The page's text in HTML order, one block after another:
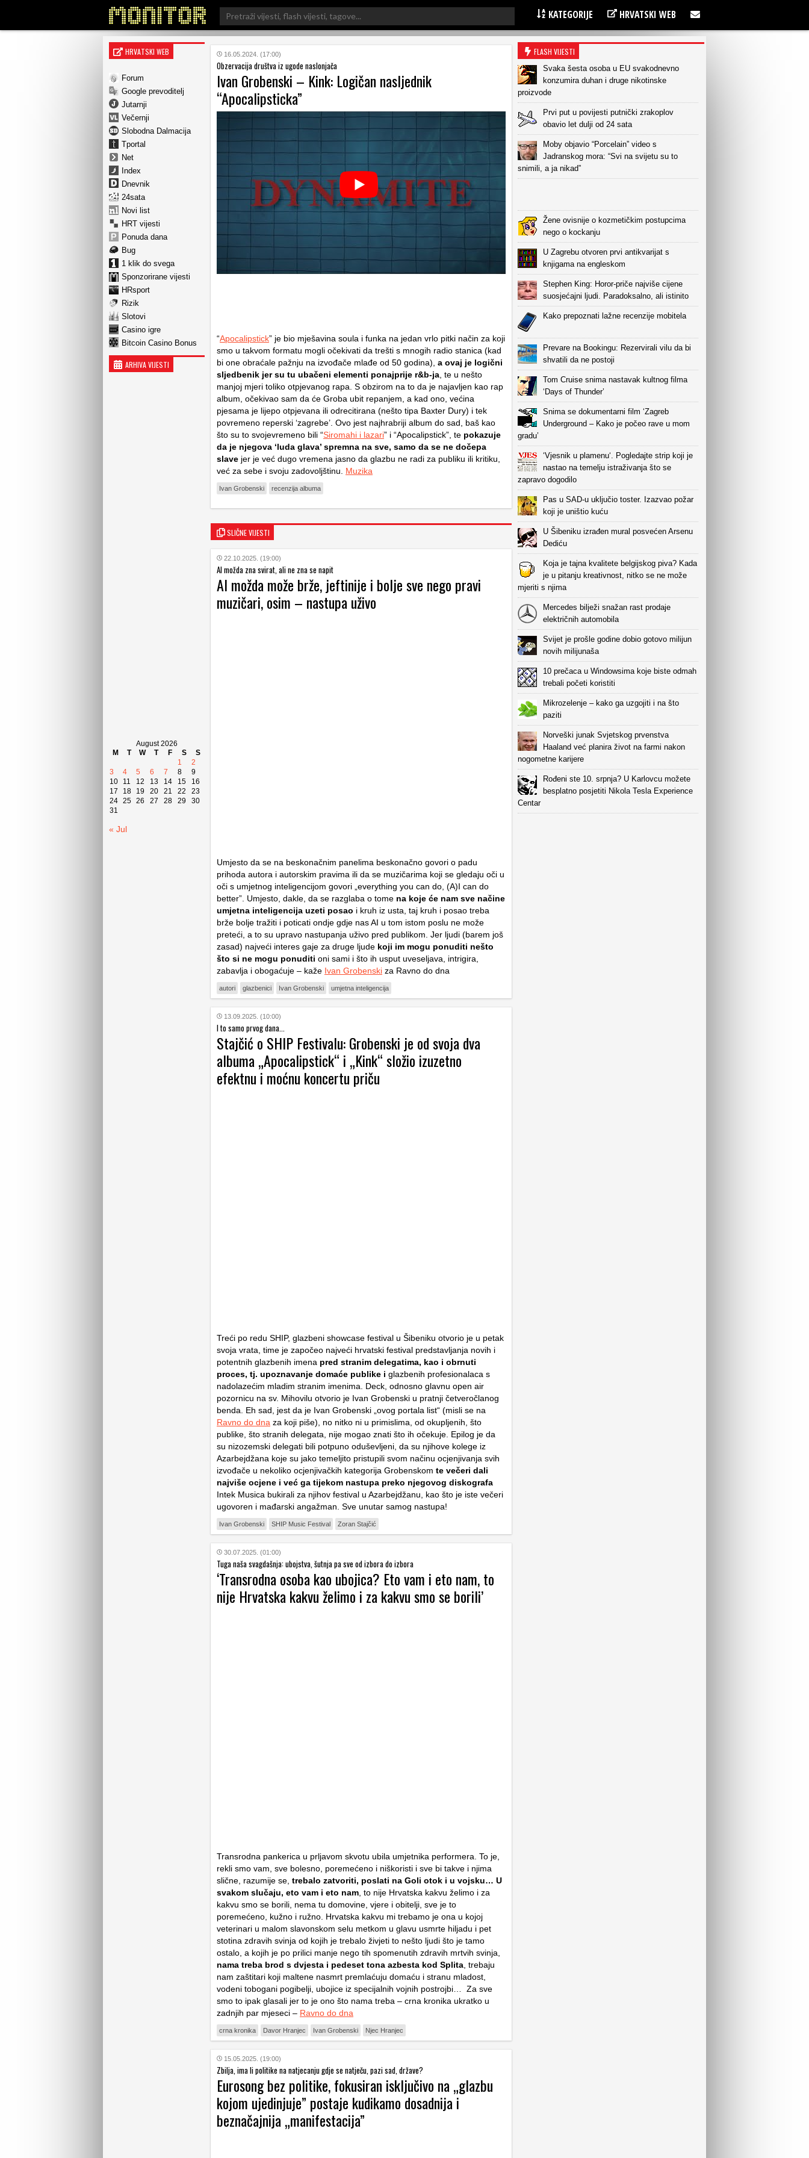
Search
for:
KATEGORIJE HRVATSKI WEB
HRVATSKI WEB
Forum
Google prevoditelj
Jutarnji
Večernji
Slobodna Dalmacija
Tportal
Net
Index
Dnevnik
24sata
Novi list
HRT vijesti
Ponuda dana
Bug
1 klik do svega
Sponzorirane vijesti
HRsport
Rizik
Slotovi
Casino igre
Bitcoin Casino Bonus
ARHIVA VIJESTI
August 2026
M
T W T F S
S
1
2
3
4 5 6 7 8
9
10
11 12 13 14 15
16
17
18 19 20 21 22
23
24 25 26 27 28 29
30
31
« Jul
16.05.2024. (17:00)
Obzervacija društva iz ugode naslonjača
Ivan Grobenski – Kink: Logičan nasljednik
“Apocalipsticka”
“Apocalipstick” je bio mješavina soula i funka na jedan vrlo pitki način za koji
smo u takvom formatu mogli očekivati da trešti s mnogih radio stanica (kad
bi one obraćale pažnju na izvođače mlađe od 50 godina), a ovaj je logični
sljedbenik jer su tu ubačeni elementi ponajprije r&b-ja , te u nešto
manjoj mjeri toliko otpjevanog rapa. S obzirom na to da je najavljen kao rap
album, očekivao sam da će Groba ubit repanjem, a kad ono, većina
pjesama je lijepo otpjevana ili odrecitirana (nešto tipa Baxter Dury) i tek
povremeno reperski ‘zagrebe’. Ovo jest najhrabriji album do sad, baš kao
što su to svojevremeno bili “Siromahi i lazari” i “Apocalipstick”, te pokazuje
da je njegova ‘luda glava’ spremna na sve, samo da se ne dočepa
slave jer je već dugo vremena jasno da glazbu ne radi za publiku ili kritiku,
već za sebe i svoju zadovoljštinu. Muzika
Ivan Grobenski recenzija albuma
SLIČNE VIJESTI
22.10.2025. (19:00)
AI možda zna svirat, ali ne zna se napit
AI možda može brže, jeftinije i bolje sve nego pravi
muzičari, osim – nastupa uživo
Umjesto da se na beskonačnim panelima beskonačno govori o padu
prihoda autora i autorskim pravima ili da se muzičarima koji se gledaju oči u
oči s umjetnog inteligencijom govori „everything you can do, (A)I can do
better”. Umjesto, dakle, da se razglaba o tome na koje će nam sve načine
umjetna inteligencija uzeti posao i kruh iz usta, taj kruh i posao treba
brže bolje tražiti i poticati ondje gdje nas AI u tom istom poslu ne može
preteći, a to su upravo nastupanja uživo pred publikom. Jer ljudi (barem još
zasad) najveći interes gaje za druge ljude koji im mogu ponuditi nešto
što si ne mogu ponuditi oni sami i što ih usput uveseljava, intrigira,
zabavlja i obogaćuje – kaže Ivan Grobenski za Ravno do dna
autori glazbenici Ivan Grobenski umjetna inteligencija
13.09.2025. (10:00)
I to samo prvog dana...
Stajčić o SHIP Festivalu: Grobenski je od svoja dva
albuma „Apocalipstick“ i „Kink“ složio izuzetno
efektnu i moćnu koncertu priču
Treći po redu SHIP, glazbeni showcase festival u Šibeniku otvorio je u petak
svoja vrata, time je započeo najveći hrvatski festival predstavljanja novih i
potentnih glazbenih imena pred stranim delegatima, kao i obrnuti
proces, tj. upoznavanje domaće publike i glazbenih profesionalaca s
nadolazećim mladim stranim imenima. Deck, odnosno glavnu open air
pozornicu na sv. Mihovilu otvorio je Ivan Grobenski u pratnji četveročlanog
benda. Eh sad, jest da je Ivan Grobenski „ovog portala list“ (misli se na
Ravno do dna za koji piše), no nitko ni u primislima, od okupljenih, što
publike, što stranih delegata, nije mogao znati što ih očekuje. Epilog je da
su nizozemski delegati bili potpuno oduševljeni, da su njihove kolege iz
Azarbejdžana koje su jako temeljito pristupili svom načinu ocjenjivanja svih
izvođače u nekoliko ocjenjivačkih kategorija Grobenskom te večeri dali
najviše ocjene i već ga tijekom nastupa preko njegovog diskografa
Intek Musica bukirali za njihov festival u Azarbejdžanu, kao što je iste večeri
ugovoren i mađarski angažman. Sve unutar samog nastupa!
Ivan Grobenski SHIP Music Festival Zoran Stajčić
30.07.2025. (01:00)
Tuga naša svagdašnja: ubojstva, šutnja pa sve od izbora do izbora
‘Transrodna osoba kao ubojica? Eto vam i eto nam, to
nije Hrvatska kakvu želimo i za kakvu smo se borili’
Transrodna pankerica u prljavom skvotu ubila umjetnika performera. To je,
rekli smo vam, sve bolesno, poremećeno i niškoristi i sve bi takve i njima
slične, razumije se, trebalo zatvoriti, poslati na Goli otok i u vojsku… U
svakom slučaju, eto vam i eto nam, to nije Hrvatska kakvu želimo i za
kakvu smo se borili, nema tu domovine, vjere i obitelji, sve je to
poremećeno, kužno i ružno. Hrvatska kakvu mi trebamo je ona u kojoj
veterinari u malom slavonskom selu metkom u glavu usmrte hiljadu i pet
stotina zdravih svinja od kojih je trebalo živjeti to nešto ljudi što je tamo
ostalo, a kojih je po prilici manje nego tih spomenutih zdravih mrtvih svinja,
nama treba brod s dvjesta i pedeset tona azbesta kod Splita, trebaju
nam zaštitari koji maltene nasmrt premlaćuju domaću i stranu mladost,
vodeni tobogani pogibelji, ubojice iz specijalnih vojnih postrojbi… Za sve
smo to ipak glasali jer to je ono što nama treba – crna kronika ukratko u
zadnjih par mjeseci – Ravno do dna
crna kronika Davor Hranjec Ivan Grobenski Njec Hranjec
15.05.2025. (19:00)
Zbilja, ima li politike na natjecanju gdje se natječu, pazi sad, države?
Eurosong bez politike, fokusiran isključivo na „glazbu
kojom ujedinjuje” postaje kudikamo dosadnija i
beznačajnija „manifestacija”
FLASH VIJESTI
Svaka šesta osoba u EU svakodnevno
konzumira duhan i druge nikotinske
proizvode
Prvi put u povijesti putnički zrakoplov
obavio let dulji od 24 sata
Moby objavio “Porcelain” video s
Jadranskog mora: “Svi na svijetu su to
snimili, a ja nikad”
Žene ovisnije o kozmetičkim postupcima
nego o kockanju
U Zagrebu otvoren prvi antikvarijat s
knjigama na engleskom
Stephen King: Horor-priče najviše cijene
suosjećajni ljudi. Paradoksalno, ali istinito
Kako prepoznati lažne recenzije mobitela
Prevare na Bookingu: Rezervirali vilu da bi
shvatili da ne postoji
Tom Cruise snima nastavak kultnog filma
‘Days of Thunder’
Snima se dokumentarni film ‘Zagreb
Underground – Kako je počeo rave u mom
gradu’
‘Vjesnik u plamenu‘. Pogledajte strip koji je
nastao na temelju istraživanja što se
zapravo dogodilo
Pas u SAD-u uključio toster. Izazvao požar
koji je uništio kuću
U Šibeniku izrađen mural posvećen Arsenu
Dediću
Koja je tajna kvalitete belgijskog piva? Kada
je u pitanju kreativnost, nitko se ne može
mjeriti s njima
Mercedes bilježi snažan rast prodaje
električnih automobila
Svijet je prošle godine dobio gotovo milijun
novih milijunaša
10 prečaca u Windowsima koje biste odmah
trebali početi koristiti
Mikrozelenje – kako ga uzgojiti i na što
paziti
Norveški junak Svjetskog prvenstva
Haaland već planira život na farmi nakon
nogometne karijere
Rođeni ste 10. srpnja? U Karlovcu možete
besplatno posjetiti Nikola Tesla Experience
Centar